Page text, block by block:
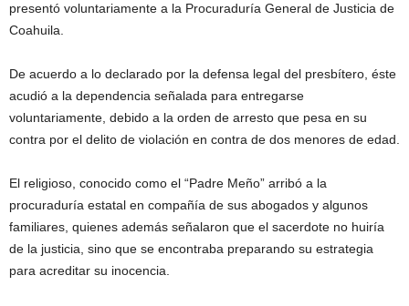
presentó voluntariamente a la Procuraduría General de Justicia de
Coahuila.
De acuerdo a lo declarado por la defensa legal del presbítero, éste
acudió a la dependencia señalada para entregarse
voluntariamente, debido a la orden de arresto que pesa en su
contra por el delito de violación en contra de dos menores de edad.
El religioso, conocido como el “Padre Meño” arribó a la
procuraduría estatal en compañía de sus abogados y algunos
familiares, quienes además señalaron que el sacerdote no huiría
de la justicia, sino que se encontraba preparando su estrategia
para acreditar su inocencia.